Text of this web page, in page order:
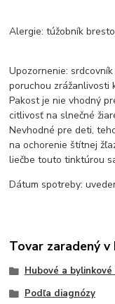
Alergie: túžobník
Upozornenie:
poruchou zrážanlivosti
Pakost je nie vhodný
citlivosť na slnečné
Nevhodné pre deti,
na ochorenie štítnej
liečbe touto tinktúrou
Dátum spotreby:
Tovar zaradený
Hubové a
Podľa diagnózy